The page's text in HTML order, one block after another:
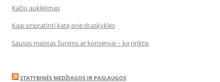
Kačių auklėjimas
Kaip pripratinti katę prie draskyklės
Sausas maistas šunims ar konservai – ką rinktis
STATYBINĖS MEDŽIAGOS IR PASLAUGOS